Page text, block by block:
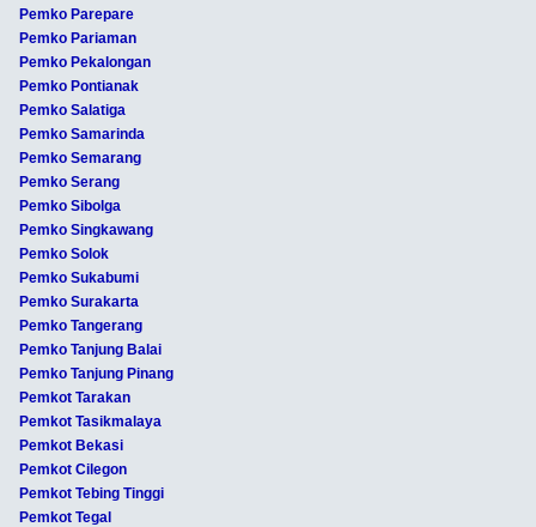
Pemko Parepare
Pemko Pariaman
Pemko Pekalongan
Pemko Pontianak
Pemko Salatiga
Pemko Samarinda
Pemko Semarang
Pemko Serang
Pemko Sibolga
Pemko Singkawang
Pemko Solok
Pemko Sukabumi
Pemko Surakarta
Pemko Tangerang
Pemko Tanjung Balai
Pemko Tanjung Pinang
Pemkot Tarakan
Pemkot Tasikmalaya
Pemkot Bekasi
Pemkot Cilegon
Pemkot Tebing Tinggi
Pemkot Tegal